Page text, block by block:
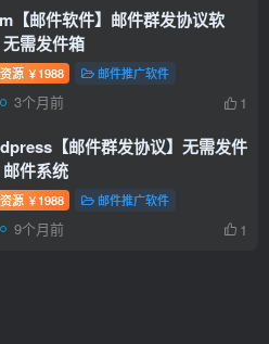
【邮件软件】邮件群发协议软
需发件箱
源 ￥ 1988 邮件推广软件
3个月前 1
【邮件群发协议】无需发件
件系统
源 ￥ 1988 邮件推广软件
9个月前 1